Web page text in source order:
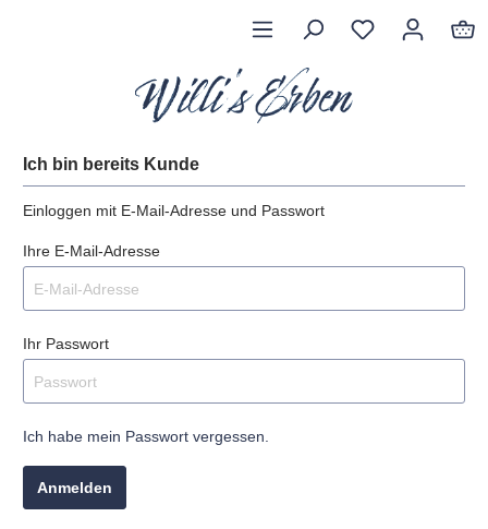
Ich bin bereits Kunde
Einloggen mit E-Mail-Adresse und Passwort
Ihre E-Mail-Adresse
Ihr Passwort
Ich habe mein Passwort vergessen.
Anmelden